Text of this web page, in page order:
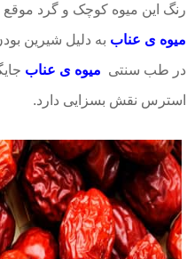
رنگ این میوه کوچک و گرد
میوه ی عناب به دلیل شیرین
در طب سنتی میوه ی عناب
استرس نقش بسزایی دارد.